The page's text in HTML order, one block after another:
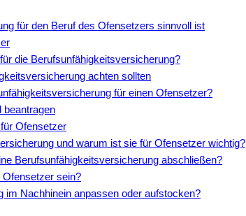
für den Beruf des Ofensetzers sinnvoll ist
die Berufsunfähigkeitsversicherung?
achten sollten
für einen Ofensetzer?
beantragen
Ofensetzer
und warum ist sie für Ofensetzer wichtig?
Berufsunfähigkeitsversicherung abschließen?
sein?
im Nachhinein anpassen oder aufstocken?